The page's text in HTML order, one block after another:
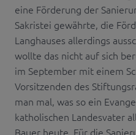
eine Förderung der
Sakristei gewährte, die
Langhauses allerdings
wollte das nicht auf sich
im September mit einem
Vorsitzenden des
man mal, was so ein
katholischen Landesvater
Bauer heute. Für die